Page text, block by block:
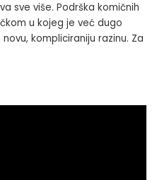
sve više. Podrška komičnih
u kojeg je već dugo
kompliciraniju razinu. Za